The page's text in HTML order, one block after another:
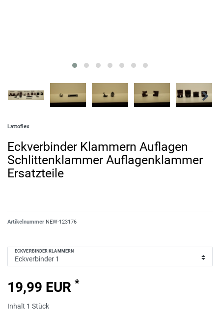
Lattoflex
Eckverbinder Klammern Auflagen
Schlittenklammer Auflagenklammer
Ersatzteile
Artikelnummer NEW-123176
ECKVERBINDER KLAMMERN
19,99 EUR *
Inhalt 1 Stück